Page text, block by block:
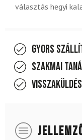
választás hegyi
Gyors
Szakmai